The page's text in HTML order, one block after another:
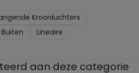
Kroonluchters
Buiten Lineaire
aan deze categorie